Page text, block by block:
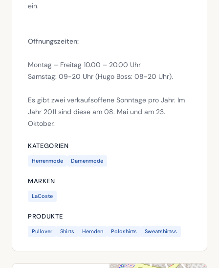
ein.
Öffnungszeiten:
Montag – Freitag 10.00 – 20.00 Uhr
Samstag: 09-20 Uhr (Hugo Boss: 08-20 Uhr).
Es gibt zwei verkaufsoffene Sonntage pro Jahr. Im
Jahr 2011 sind diese am 08. Mai und am 23.
Oktober.
KATEGORIEN
Herrenmode Damenmode
MARKEN
LaCoste
PRODUKTE
Pullover Shirts Hemden Poloshirts Sweatshirtss